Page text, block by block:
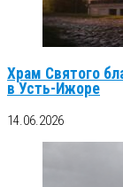
Храм Святого
в Усть-Ижоре
14.06.2026